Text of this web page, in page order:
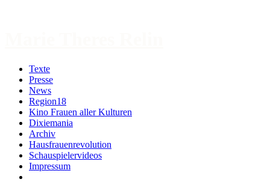
Texte
Presse
News
Region18
Kino Frauen aller Kulturen
Dixiemania
Archiv
Hausfrauenrevolution
Schauspielervideos
Impressum